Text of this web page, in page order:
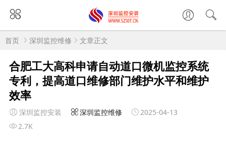
首页 深圳监控维修 文章正文
合肥工大高科申请自动道口微机监控系统
专利，提高道口维修部门维护水平和维护
效率
深圳监控安装 深圳监控维修
2025-04-13
2.7K